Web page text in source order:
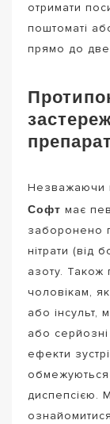
отримати
поштоматі
прямо до
Незважаючи
Софт має
заборонено
нітрати (від
азоту. Також
чоловікам,
або інсульт,
або
ефекти
диспепсією.